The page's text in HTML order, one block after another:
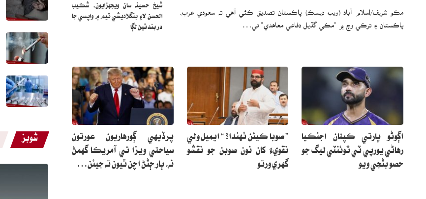
شوبز
مڪو شريف/اسلام آباد (ويب ڊيسڪ) پاڪستان تصديق ڪئي آهي ته سعودي عرب،
پاڪستان ۽ ترڪي وچ ۾ ”مڪي گڏيل دفاعي معاهدي“ تي…
شيخ حسينه سان ويجهڙايون، شڪيب
الحسن لاءِ بنگلاديشي ٽيم ۾ واپسي جا
در بند ٿيڻ لڳا
اڳوڻو ڀارتي ڪپتان اجنڪيا
رهاڻي يورپي ٽي ٽوئنٽي ليگ جو
حصو بڻجي ويو
” صوبا ڪيئن ٺهندا؟ “ ايميل ولي
نقويءَ کان نون صوبن جو نقشو
گهري ورتو
پرڏيهي ڳورهاريون عورتون
سياحتي ويزا تي آمريڪا گهمڻ
نه، ٻار ڄڻڻ اچن ٿيون ته جيئن…